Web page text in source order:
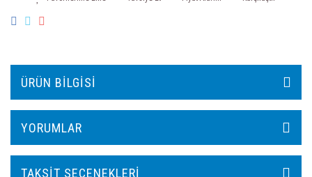
ÜRÜN BILGISI
YORUMLAR
TAKSIT SEÇENEKLERI